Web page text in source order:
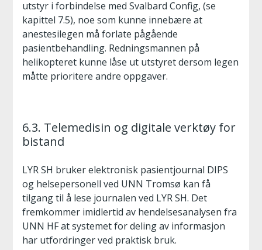
utstyr i forbindelse med Svalbard Config, (se
kapittel 7.5), noe som kunne innebære at
anestesilegen må forlate pågående
pasientbehandling. Redningsmannen på
helikopteret kunne låse ut utstyret dersom legen
måtte prioritere andre oppgaver.
6.3. Telemedisin og digitale verktøy for
bistand
LYR SH bruker elektronisk pasientjournal DIPS
og helsepersonell ved UNN Tromsø kan få
tilgang til å lese journalen ved LYR SH. Det
fremkommer imidlertid av hendelsesanalysen fra
UNN HF at systemet for deling av informasjon
har utfordringer ved praktisk bruk.